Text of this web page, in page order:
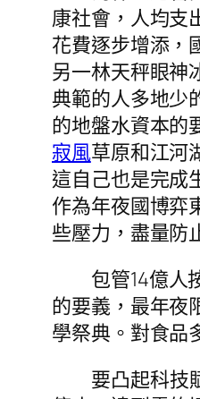
康社會，人均支
花費逐步增添，
另一林天秤眼神
典範的人多地少
的地盤水資本的
寂風草原和江河
這自己也是完成
作為年夜國博弈
些壓力，盡量防
包管14億人
的要義，最年夜
學祭典。對食品
要凸起科技